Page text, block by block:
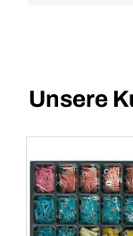
Unsere